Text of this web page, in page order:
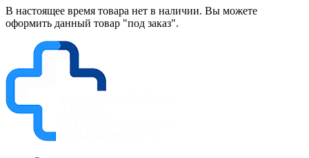
В настоящее время товара нет в наличии. Вы можете
оформить данный товар "под заказ".